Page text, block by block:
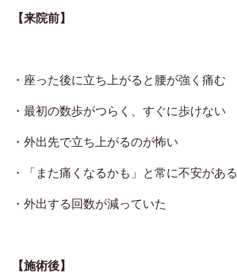
【来院前】
・座った後に立ち上がると腰が強く痛む
・最初の数歩がつらく、すぐに歩けない
・外出先で立ち上がるのが怖い
・「また痛くなるかも」と常に不安がある
・外出する回数が減っていた
【施術後】